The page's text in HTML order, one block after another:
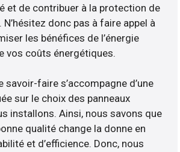
et de contribuer à la protection de
N’hésitez donc pas à faire appel à
les bénéfices de l’énergie
vos coûts énergétiques.
savoir-faire s’accompagne d’une
sur le choix des panneaux
installons. Ainsi, nous savons que
qualité change la donne en
et d’efficience. Donc, nous